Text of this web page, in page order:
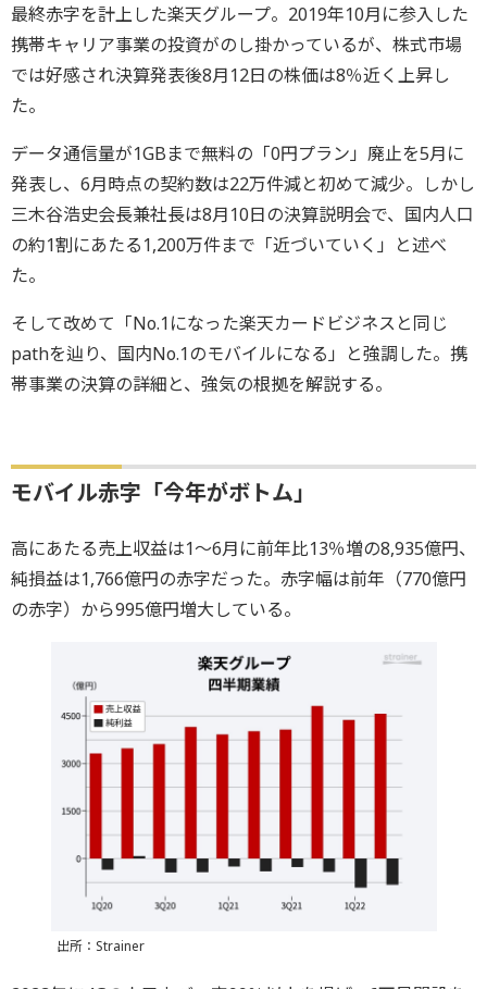
最終赤字を計上した楽天グループ。2019年10月に参入した
携帯キャリア事業の投資がのし掛かっているが、株式市場
では好感され決算発表後8月12日の株価は8％近く上昇し
た。
データ通信量が1GBまで無料の「0円プラン」廃止を5月に
発表し、6月時点の契約数は22万件減と初めて減少。しかし
三木谷浩史会長兼社長は8月10日の決算説明会で、国内人口
の約1割にあたる1,200万件まで「近づいていく」と述べ
た。
そして改めて「No.1になった楽天カードビジネスと同じ
pathを辿り、国内No.1のモバイルになる」と強調した。携
帯事業の決算の詳細と、強気の根拠を解説する。
モバイル赤字「今年がボトム」
高にあたる売上収益は1〜6月に前年比13％増の8,935億円、
純損益は1,766億円の赤字だった。赤字幅は前年（770億円
の赤字）から995億円増大している。
出所：Strainer